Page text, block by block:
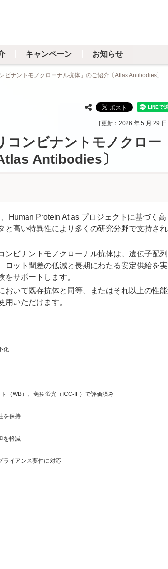
キャンペーン お知らせ
ビナントモノクローナル抗体」のご紹介〔Atlas Antibodies〕
2026 年 5 月 29 日
コンビナントモノクロー
Antibodies〕
Human Protein Atlas プロジェクトに基づく高
と高い特異性により多くの研究分野で支持され
ンビナントモノクローナル抗体は、遺伝子配列
ロット間差の低減と長期にわたる安定供給を実
サポートします。
おいて既存抗体と同等、またはそれ以上の性能
いただけます。
化
（WB）、免疫蛍光（ICC-IF）で評価済み
を保持
を軽減
ライアンス要件に対応